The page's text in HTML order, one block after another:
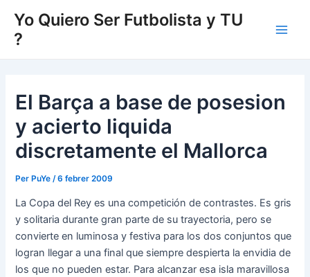
contingut
Yo Quiero Ser Futbolista y TU
?
El Barça a base de posesion
y acierto liquida
discretamente el Mallorca
Per PuYe/6 febrer 2009
La Copa del Rey es una competición de contrastes. Es gris
y solitaria durante gran parte de su trayectoria, pero se
convierte en luminosa y festiva para los dos conjuntos que
logran llegar a una final que siempre despierta la envidia de
los que no pueden estar. Para alcanzar esa isla maravillosa